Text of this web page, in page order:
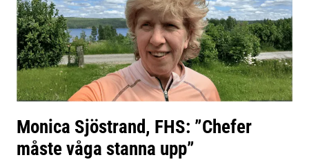
Monica Sjöstrand, FHS: ”Chefer
måste våga stanna upp”